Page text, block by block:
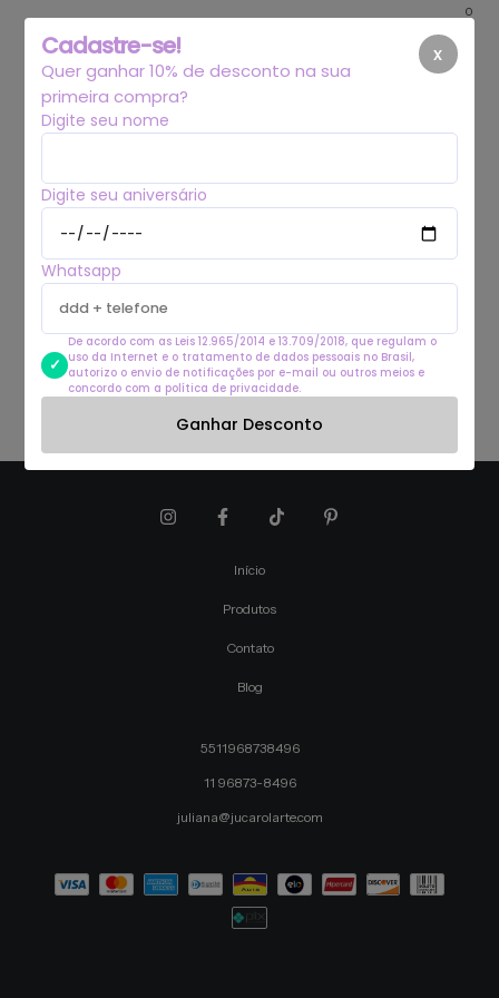
0
FAQ
Início
Produtos
Contato
Blog
5511968738496
11 96873-8496
juliana@jucarolarte.com
x
Cadastre-se!
Quer ganhar 10% de desconto na sua
primeira compra?
Digite seu nome
Digite seu aniversário
Whatsapp
De acordo com as Leis 12.965/2014 e 13.709/2018, que regulam o
uso da Internet e o tratamento de dados pessoais no Brasil,
autorizo o envio de notificações por e-mail ou outros meios e
concordo com a política de privacidade.
Ganhar Desconto